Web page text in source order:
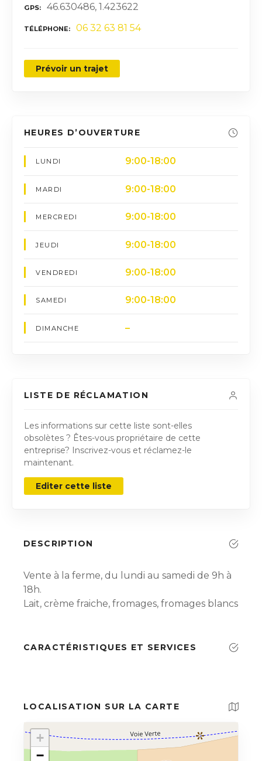
GPS 46.630486, 1.423622
TÉLÉPHONE 06 32 63 81 54
Prévoir un trajet
HEURES D’OUVERTURE
LUNDI 9:00-18:00
MARDI 9:00-18:00
MERCREDI 9:00-18:00
JEUDI 9:00-18:00
VENDREDI 9:00-18:00
SAMEDI 9:00-18:00
DIMANCHE –
LISTE DE RÉCLAMATION
Les informations sur cette liste sont-elles
obsolètes ? Êtes-vous propriétaire de cette
entreprise? Inscrivez-vous et réclamez-le
maintenant.
Editer cette liste
DESCRIPTION
Vente à la ferme, du lundi au samedi de 9h à
18h.
Lait, crème fraiche, fromages, fromages blancs
CARACTÉRISTIQUES ET SERVICES
LOCALISATION SUR LA CARTE
+
−